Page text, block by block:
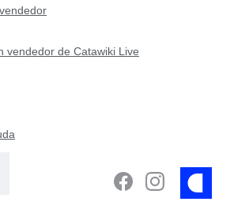
vendedor de Catawiki Live